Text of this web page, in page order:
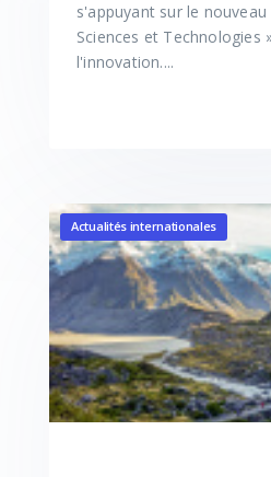
s'appuyant sur le
Sciences et Technologies
l'innovation....
Actualités internationales